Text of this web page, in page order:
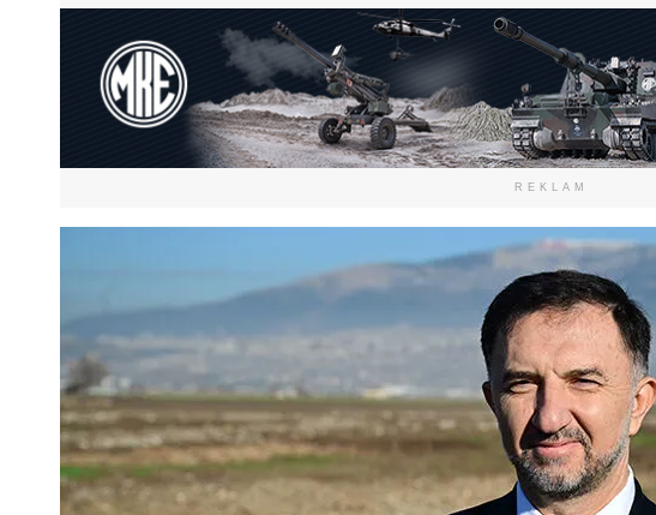
REKLAM